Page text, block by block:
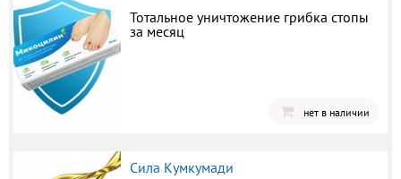
Тотальное уничтожение грибка стопы
за месяц
нет в наличии
Сила Кумкумади